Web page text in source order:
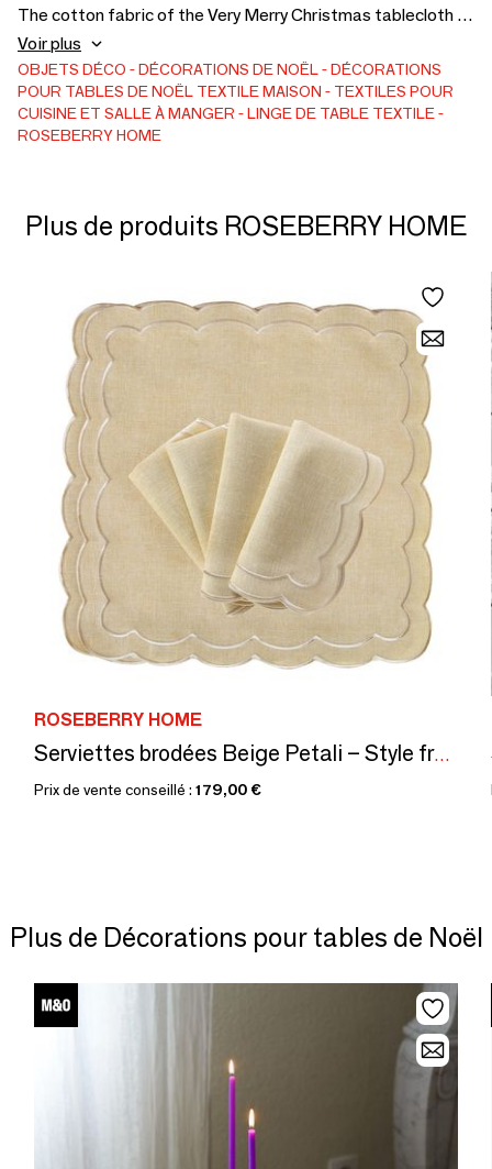
The cotton fabric of the Very Merry Christmas tablecloth in
white is decorated with sprigs of mistletoe and holly -
symbols of Christmas. The tablecloth has been sewn with
an elegant red trim. The festive character of the entire
table arrangement is added by the embroidered Red Bows
placemats and napkins, made of white, elegant Half
Voir plus
OBJETS DÉCO DÉCORATIONS DE NOËL
DÉCORATIONS
POUR TABLES DE NOËL TEXTILE MAISON
TEXTILES POUR
CUISINE ET SALLE À MANGER
LINGE DE TABLE TEXTILE
ROSEBERRY HOME
Plus de produits ROSEBERRY HOME
ROSEBERRY HOME
Serviettes brodées Beige Petali – Style français
Prix de vente conseillé : 179,00 €
Plus de Décorations pour tables de Noël